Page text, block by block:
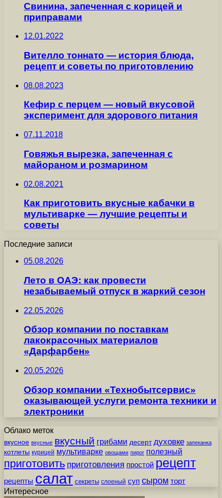
Свинина, запеченная с корицей и
приправами
12.01.2022
Вителло тоннато — история блюда,
рецепт и советы по приготовлению
08.08.2023
Кефир с перцем — новый вкусовой
эксперимент для здорового питания
07.11.2018
Говяжья вырезка, запеченная с
майораном и розмарином
02.08.2021
Как приготовить вкусные кабачки в
мультиварке — лучшие рецепты и
советы
Последние записи
05.08.2026
Лето в ОАЭ: как провести
незабываемый отпуск в жаркий сезон
22.05.2026
Обзор компании по поставкам
лакокрасочных материалов
«Дарфарбен»
20.05.2026
Обзор компании «Технобытсервис»
оказывающей услуги ремонта техники и
электроники
Облако меток
вкусное вкусные вкусный грибами десерт духовке запеканка
котлеты курицей мультиварке овощами пирог полезный
приготовить приготовления простой рецепт
рецепты салат секреты слоеный суп сыром торт
Интересное